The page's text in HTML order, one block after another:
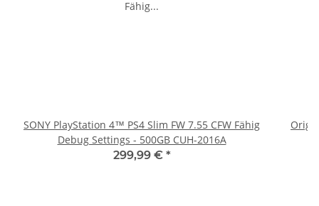
SONY PlayStation 4™ PS4 Slim FW 7.55 CFW Fähig
Debug Settings - 500GB CUH-2016A
299,99 € *